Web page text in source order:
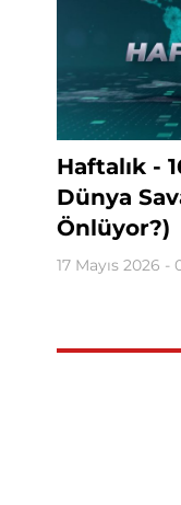
Haftalık -
Dünya
Önlüyor?)
17 Mayıs 2026 -